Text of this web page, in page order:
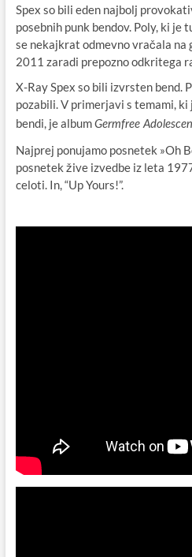
Spex so bili eden najbolj
posebnih punk bendov. Poly, ki je
se nekajkrat odmevno vračala na
2011 zaradi prepozno odkritega
X-Ray Spex so bili izvrsten bend.
pozabili. V primerjavi s temami,
bendi, je album Germfree
Najprej ponujamo posnetek »Oh
posnetek žive izvedbe iz leta
celoti. In, “Up Yours!”.